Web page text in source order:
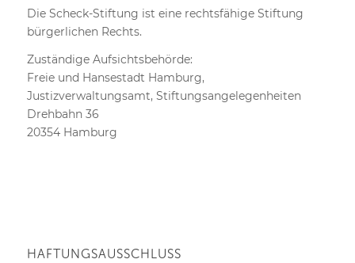
Die Scheck-Stiftung ist eine rechtsfähige Stiftung
bürgerlichen Rechts.
Zuständige Aufsichtsbehörde:
Freie und Hansestadt Hamburg,
Justizverwaltungsamt, Stiftungsangelegenheiten
Drehbahn 36
20354 Hamburg
HAFTUNGSAUSSCHLUSS